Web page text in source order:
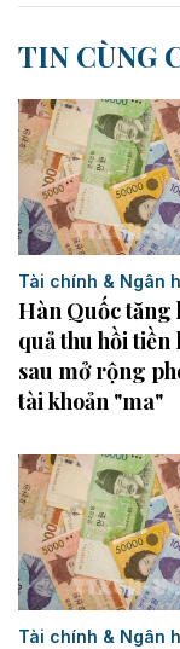
TIN CÙNG
Tài chính & Ngân
Hàn Quốc tăng
quả thu hồi tiền
sau mở rộng
tài khoản "ma"
Tài chính & Ngân